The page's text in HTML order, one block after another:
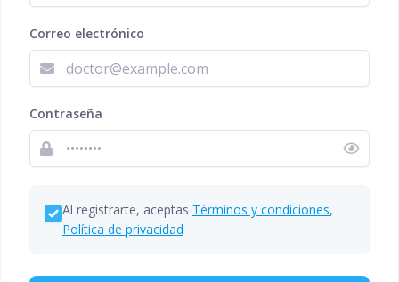
Correo electrónico
Contraseña
Al registrarte, aceptas Términos y condiciones,
Política de privacidad